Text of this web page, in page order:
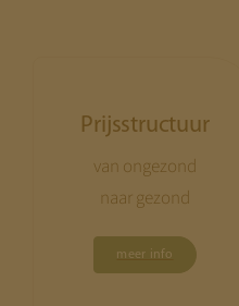
Prijsstructuur
van ongezond
naar gezond
meer info